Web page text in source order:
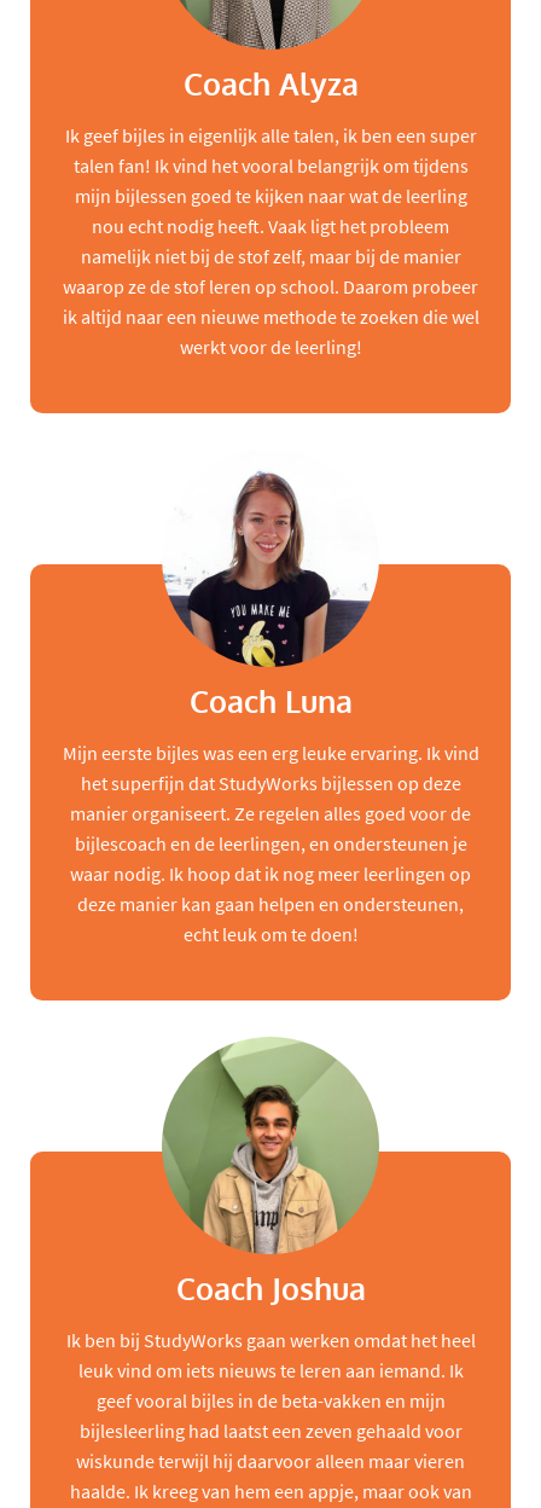
Coach Alyza
Ik geef bijles in eigenlijk alle talen, ik ben een super
talen fan! Ik vind het vooral belangrijk om tijdens
mijn bijlessen goed te kijken naar wat de leerling
nou echt nodig heeft. Vaak ligt het probleem
namelijk niet bij de stof zelf, maar bij de manier
waarop ze de stof leren op school. Daarom probeer
ik altijd naar een nieuwe methode te zoeken die wel
werkt voor de leerling!
Coach Luna
Mijn eerste bijles was een erg leuke ervaring. Ik vind
het superfijn dat StudyWorks bijlessen op deze
manier organiseert. Ze regelen alles goed voor de
bijlescoach en de leerlingen, en ondersteunen je
waar nodig. Ik hoop dat ik nog meer leerlingen op
deze manier kan gaan helpen en ondersteunen,
echt leuk om te doen!
Coach Joshua
Ik ben bij StudyWorks gaan werken omdat het heel
leuk vind om iets nieuws te leren aan iemand. Ik
geef vooral bijles in de beta-vakken en mijn
bijlesleerling had laatst een zeven gehaald voor
wiskunde terwijl hij daarvoor alleen maar vieren
haalde. Ik kreeg van hem een appje, maar ook van